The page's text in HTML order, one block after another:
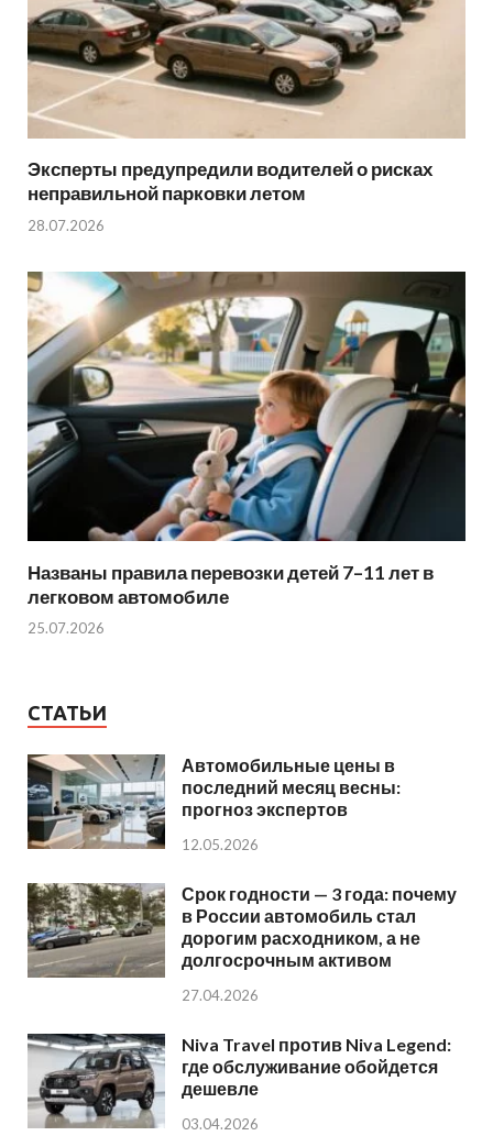
Эксперты предупредили водителей о рисках
неправильной парковки летом
28.07.2026
Названы правила перевозки детей 7–11 лет в
легковом автомобиле
25.07.2026
СТАТЬИ
Автомобильные цены в
последний месяц весны:
прогноз экспертов
12.05.2026
Срок годности — 3 года: почему
в России автомобиль стал
дорогим расходником, а не
долгосрочным активом
27.04.2026
Niva Travel против Niva Legend:
где обслуживание обойдется
дешевле
03.04.2026